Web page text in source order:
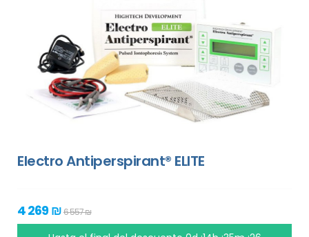
Electro Antiperspirant® ELITE
4 269 ₪6 557 ₪